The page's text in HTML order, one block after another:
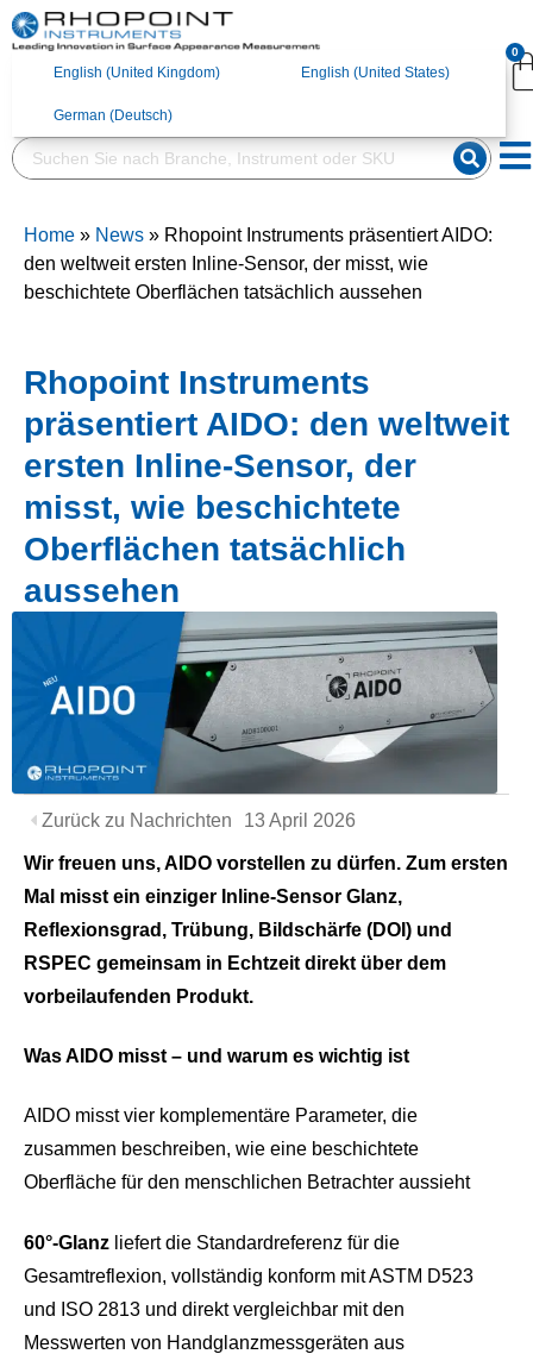
English (United
Kingdom)
German (Deutsch)
0
English (United Kingdom) English (United States)
German (Deutsch)
Home » News » Rhopoint Instruments präsentiert AIDO:
den weltweit ersten Inline-Sensor, der misst, wie
beschichtete Oberflächen tatsächlich aussehen
Rhopoint Instruments
präsentiert AIDO: den weltweit
ersten Inline-Sensor, der
misst, wie beschichtete
Oberflächen tatsächlich
aussehen
Zurück zu Nachrichten 13 April 2026
Wir freuen uns, AIDO vorstellen zu dürfen. Zum ersten
Mal misst ein einziger Inline-Sensor Glanz,
Reflexionsgrad, Trübung, Bildschärfe (DOI) und
RSPEC gemeinsam in Echtzeit direkt über dem
vorbeilaufenden Produkt.
Was AIDO misst – und warum es wichtig ist
AIDO misst vier komplementäre Parameter, die
zusammen beschreiben, wie eine beschichtete
Oberfläche für den menschlichen Betrachter aussieht
60°-Glanz liefert die Standardreferenz für die
Gesamtreflexion, vollständig konform mit ASTM D523
und ISO 2813 und direkt vergleichbar mit den
Messwerten von Handglanzmessgeräten aus